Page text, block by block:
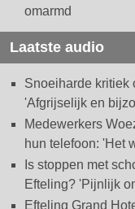
omarmd
Laatste audio
Snoeiharde kritiek
'Afgrijselijk en
Medewerkers
hun telefoon: 'Het
Is stoppen met
Efteling? 'Pijnlijk
Efteling Grand